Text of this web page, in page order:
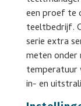
een proef te
teeltbedrijf.
serie extra
meten onder
temperatuur
in- en